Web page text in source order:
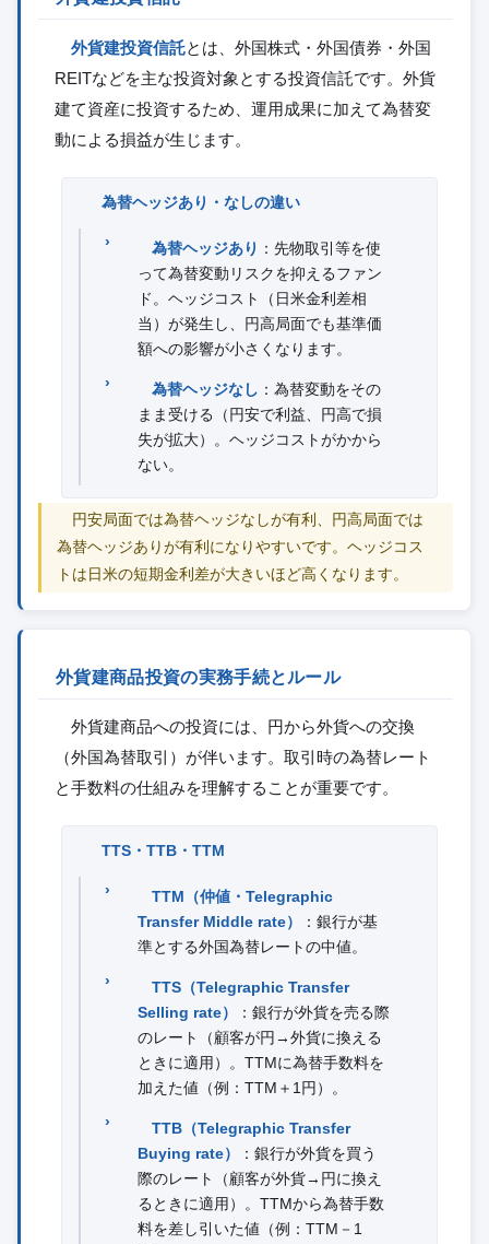
外貨建投資信託とは、外国株式・外国債券・外国
REITなどを主な投資対象とする投資信託です。外貨
建て資産に投資するため、運用成果に加えて為替変
動による損益が生じます。
為替ヘッジあり・なしの違い
為替ヘッジあり ：先物取引等を使
って為替変動リスクを抑えるファン
ド。ヘッジコスト（日米金利差相
当）が発生し、円高局面でも基準価
額への影響が小さくなります。
為替ヘッジなし ：為替変動をその
まま受ける（円安で利益、円高で損
失が拡大）。ヘッジコストがかから
ない。
円安局面では為替ヘッジなしが有利、円高局面では
為替ヘッジありが有利になりやすいです。ヘッジコス
トは日米の短期金利差が大きいほど高くなります。
外貨建商品投資の実務手続とルール
外貨建商品への投資には、円から外貨への交換
（外国為替取引）が伴います。取引時の為替レート
と手数料の仕組みを理解することが重要です。
TTS・TTB・TTM
TTM（仲値・Telegraphic
Transfer Middle rate）
：銀行が基
準とする外国為替レートの中値。
TTS（Telegraphic Transfer
Selling rate）
：銀行が外貨を売る際
のレート（顧客が円→外貨に換える
ときに適用）。TTMに為替手数料を
加えた値（例：TTM＋1円）。
TTB（Telegraphic Transfer
Buying rate）
：銀行が外貨を買う
際のレート（顧客が外貨→円に換え
るときに適用）。TTMから為替手数
料を差し引いた値（例：TTM－1